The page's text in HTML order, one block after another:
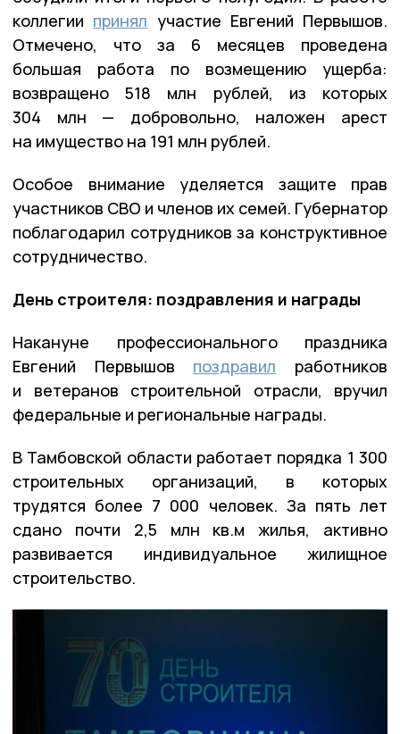
коллегии принял участие Евгений Первышов.
Отмечено, что за 6 месяцев проведена
большая работа по возмещению ущерба:
возвращено 518 млн рублей, из которых
304 млн — добровольно, наложен арест
на имущество на 191 млн рублей.
Особое внимание уделяется защите прав
участников СВО и членов их семей. Губернатор
поблагодарил сотрудников за конструктивное
сотрудничество.
День строителя: поздравления и награды
Накануне профессионального праздника
Евгений Первышов поздравил работников
и ветеранов строительной отрасли, вручил
федеральные и региональные награды.
В Тамбовской области работает порядка 1 300
строительных организаций, в которых
трудятся более 7 000 человек. За пять лет
сдано почти 2,5 млн кв.м жилья, активно
развивается индивидуальное жилищное
строительство.